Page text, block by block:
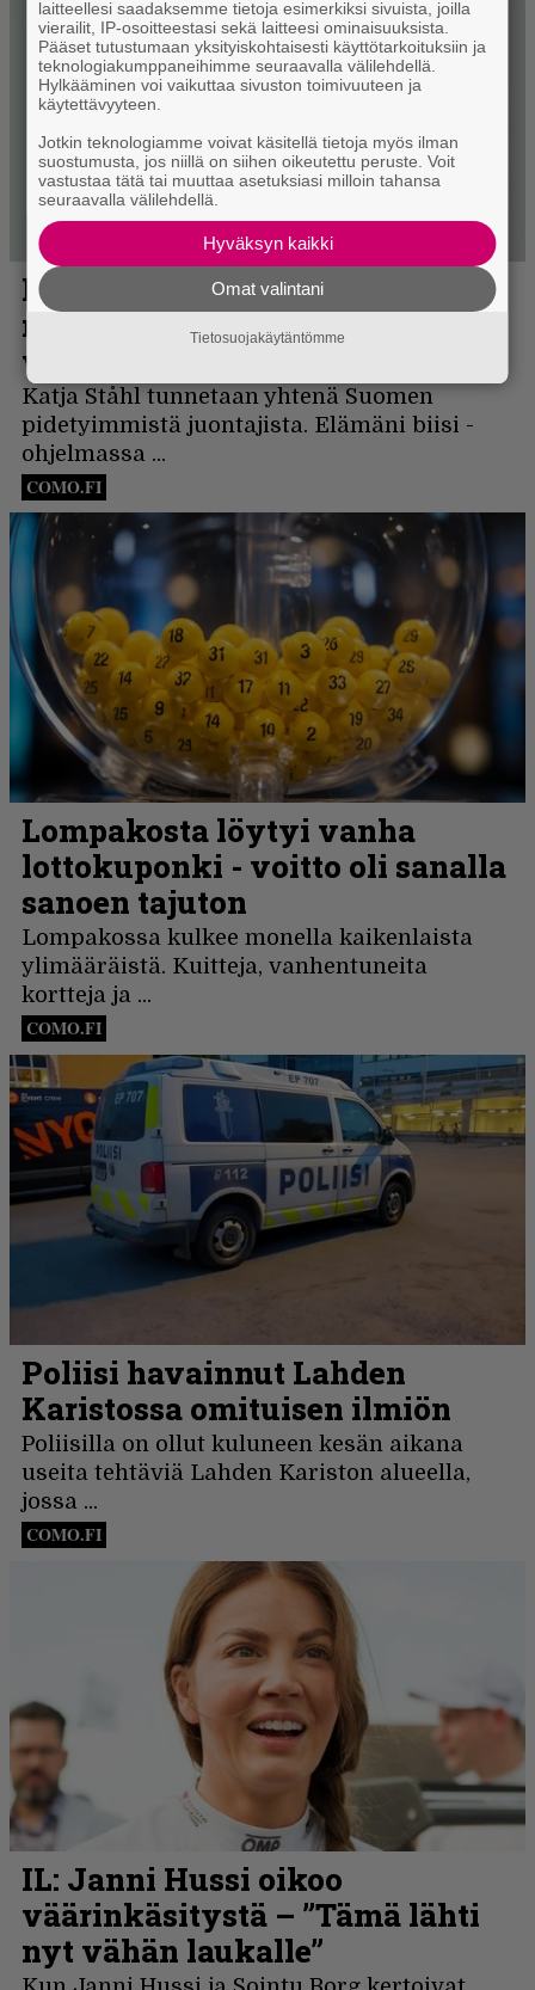
laitteellesi saadaksemme tietoja esimerkiksi sivuista, joilla
vierailit, IP-osoitteestasi sekä laitteesi ominaisuuksista.
Pääset tutustumaan yksityiskohtaisesti käyttötarkoituksiin ja
teknologiakumppaneihimme seuraavalla välilehdellä.
Hylkääminen voi vaikuttaa sivuston toimivuuteen ja
käytettävyyteen.
Jotkin teknologiamme voivat käsitellä tietoja myös ilman
suostumusta, jos niillä on siihen oikeutettu peruste. Voit
vastustaa tätä tai muuttaa asetuksiasi milloin tahansa
seuraavalla välilehdellä.
Hyväksyn kaikki
Omat valintani
Tietosuojakäytäntömme